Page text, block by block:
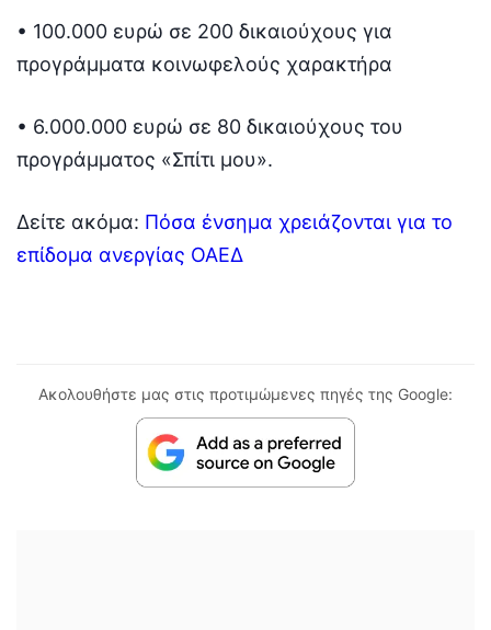
• 100.000 ευρώ σε 200 δικαιούχους για
προγράμματα κοινωφελούς χαρακτήρα
• 6.000.000 ευρώ σε 80 δικαιούχους του
προγράμματος «Σπίτι μου».
Δείτε ακόμα: Πόσα ένσημα χρειάζονται για το
επίδομα ανεργίας ΟΑΕΔ
Ακολουθήστε μας στις προτιμώμενες πηγές της Google: